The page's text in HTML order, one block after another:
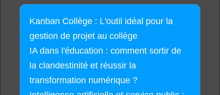
Kanban Collège : L'outil idéal pour la
gestion de projet au collège
IA dans l'éducation : comment sortir de
la clandestinité et réussir la
transformation numérique ?